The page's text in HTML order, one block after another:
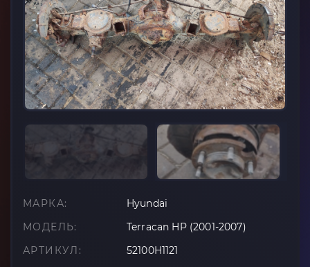
МАРКА:
Hyundai
МОДЕЛЬ:
Terracan HP (2001-2007)
АРТИКУЛ:
52100H1121